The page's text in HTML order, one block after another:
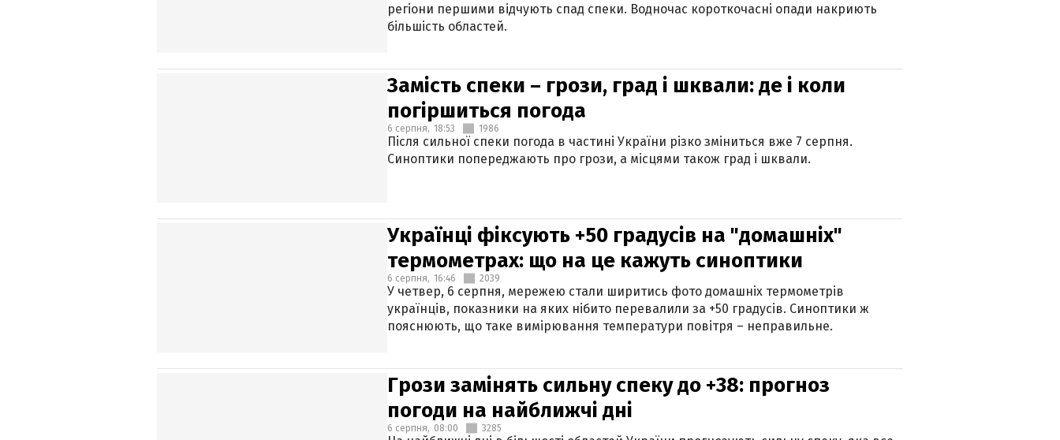
регіони першими відчують спад спеки. Водночас короткочасні опади накриють
більшість областей.
Замість спеки – грози, град і шквали: де і коли
погіршиться погода
6 серпня, 18:53 1986
Після сильної спеки погода в частині України різко зміниться вже 7 серпня.
Синоптики попереджають про грози, а місцями також град і шквали.
Українці фіксують +50 градусів на "домашніх"
термометрах: що на це кажуть синоптики
6 серпня, 16:46 2039
У четвер, 6 серпня, мережею стали ширитись фото домашніх термометрів
українців, показники на яких нібито перевалили за +50 градусів. Синоптики ж
пояснюють, що таке вимірювання температури повітря – неправильне.
Грози замінять сильну спеку до +38: прогноз
погоди на найближчі дні
6 серпня, 08:00 3285